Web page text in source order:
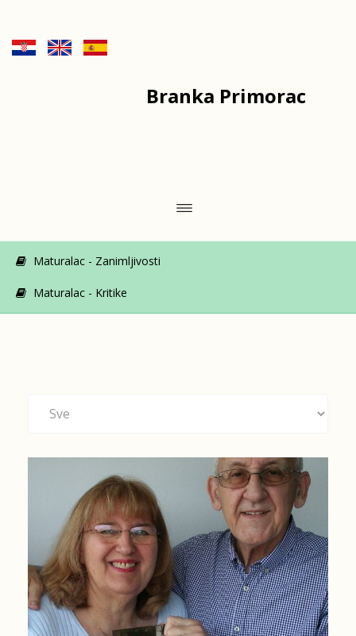
Branka Primorac
Maturalac - Zanimljivosti
Maturalac - Kritike